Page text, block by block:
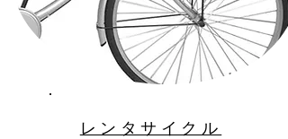
​レンタサイクル